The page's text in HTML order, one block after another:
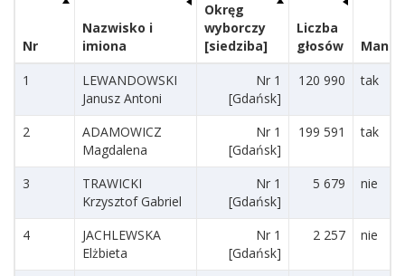
Nr
Nazwisko i
imiona
Okręg
wyborczy
[siedziba]
Liczba
głosów
1
LEWANDOWSKI
Janusz Antoni
Nr 1
[Gdańsk]
120 990 tak
2
ADAMOWICZ
Magdalena
Nr 1
[Gdańsk]
199 591 tak
3
TRAWICKI
Krzysztof Gabriel
Nr 1
[Gdańsk]
5 679 nie
4
JACHLEWSKA
Elżbieta
Nr 1
[Gdańsk]
2 257 nie